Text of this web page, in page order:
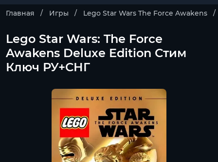
Главная Игры Lego Star Wars The Force Awakens
Lego Star Wars: The Force
Awakens Deluxe Edition Стим
Ключ РУ+СНГ